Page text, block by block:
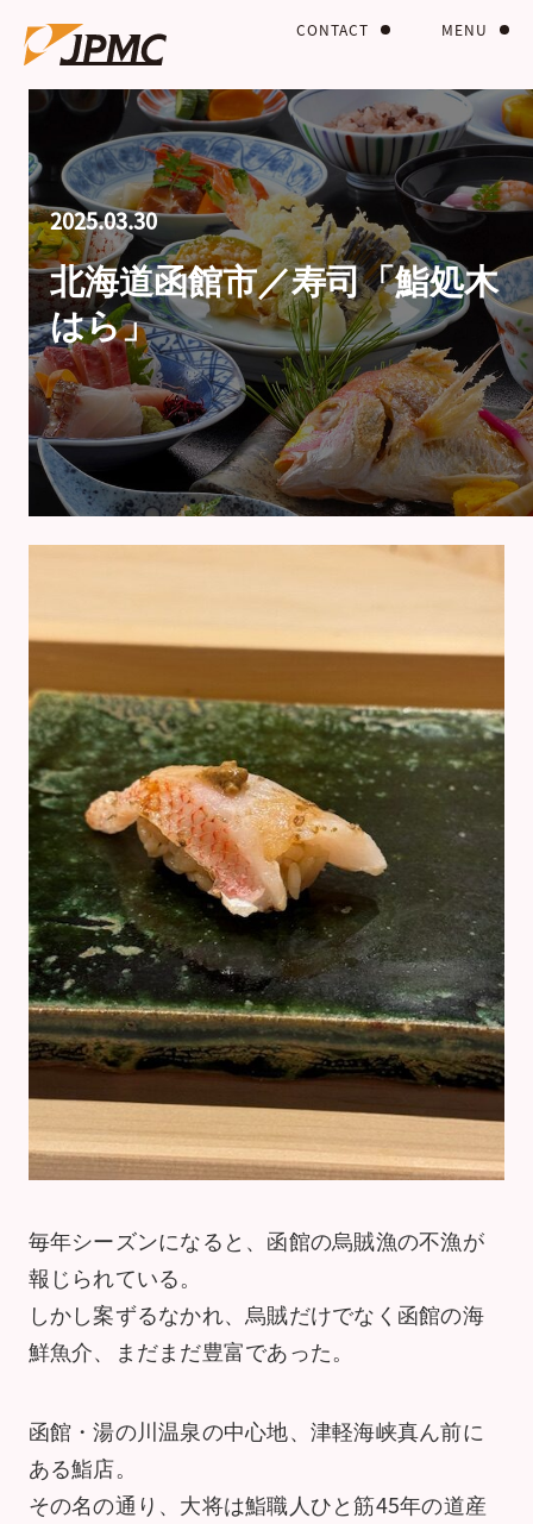
MENU
CONTACT
2025.03.30
北海道函館市／寿司「鮨処木
はら」
毎年シーズンになると、函館の烏賊漁の不漁が
報じられている。
しかし案ずるなかれ、烏賊だけでなく函館の海
鮮魚介、まだまだ豊富であった。
函館・湯の川温泉の中心地、津軽海峡真ん前に
ある鮨店。
その名の通り、大将は鮨職人ひと筋45年の道産